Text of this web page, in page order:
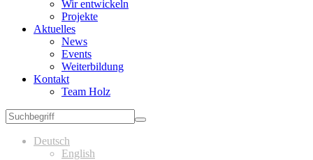
Wir entwickeln
Projekte
Aktuelles
News
Events
Weiterbildung
Kontakt
Team Holz
Deutsch
English